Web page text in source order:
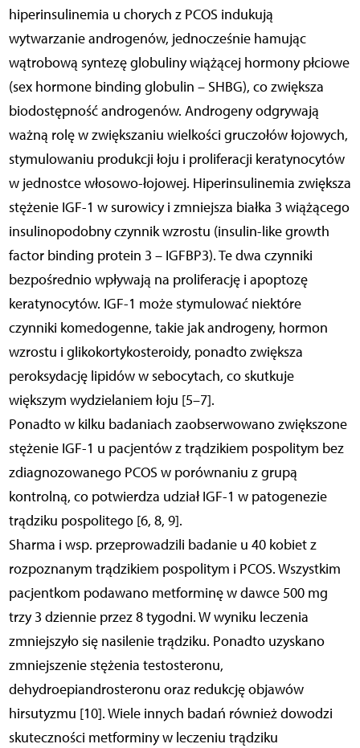
hiperinsulinemia u chorych z PCOS indukują
wytwarzanie androgenów, jednocześnie hamując
wątrobową syntezę globuliny wiążącej hormony płciowe
(sex hormone binding globulin – SHBG), co zwiększa
biodostępność androgenów. Androgeny odgrywają
ważną rolę w zwiększaniu wielkości gruczołów łojowych,
stymulowaniu produkcji łoju i proliferacji keratynocytów
w jednostce włosowo-łojowej. Hiperinsulinemia zwiększa
stężenie IGF-1 w surowicy i zmniejsza białka 3 wiążącego
insulinopodobny czynnik wzrostu (insulin-like growth
factor binding protein 3 – IGFBP3). Te dwa czynniki
bezpośrednio wpływają na proliferację i apoptozę
keratynocytów. IGF-1 może stymulować niektóre
czynniki komedogenne, takie jak androgeny, hormon
wzrostu i glikokortykosteroidy, ponadto zwiększa
peroksydację lipidów w sebocytach, co skutkuje
większym wydzielaniem łoju [5–7].
Ponadto w kilku badaniach zaobserwowano zwiększone
stężenie IGF-1 u pacjentów z trądzikiem pospolitym bez
zdiagnozowanego PCOS w porównaniu z grupą
kontrolną, co potwierdza udział IGF-1 w patogenezie
trądziku pospolitego [6, 8, 9].
Sharma i wsp. przeprowadzili badanie u 40 kobiet z
rozpoznanym trądzikiem pospolitym i PCOS. Wszystkim
pacjentkom podawano metforminę w dawce 500 mg
trzy 3 dziennie przez 8 tygodni. W wyniku leczenia
zmniejszyło się nasilenie trądziku. Ponadto uzyskano
zmniejszenie stężenia testosteronu,
dehydroepiandrosteronu oraz redukcję objawów
hirsutyzmu [10]. Wiele innych badań również dowodzi
skuteczności metforminy w leczeniu trądziku